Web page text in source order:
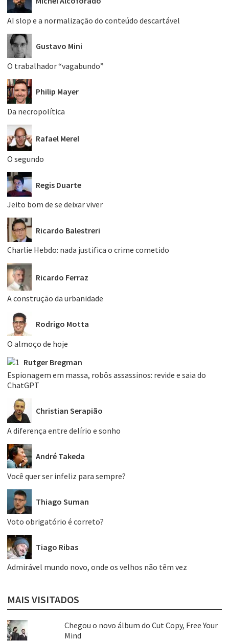
AI slop e a normalização do conteúdo descartável
Gustavo Mini
O trabalhador “vagabundo”
Philip Mayer
Da necropolítica
Rafael Merel
O segundo
Regis Duarte
Jeito bom de se deixar viver
Ricardo Balestreri
Charlie Hebdo: nada justifica o crime cometido
Ricardo Ferraz
A construção da urbanidade
Rodrigo Motta
O almoço de hoje
Rutger Bregman
Espionagem em massa, robôs assassinos: revide e saia do
ChatGPT
Christian Serapião
A diferença entre delírio e sonho
André Takeda
Você quer ser infeliz para sempre?
Thiago Suman
Voto obrigatório é correto?
Tiago Ribas
Admirável mundo novo, onde os velhos não têm vez
MAIS VISITADOS
Chegou o novo álbum do Cut Copy, Free Your
Mind